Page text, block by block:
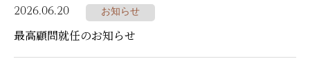
2026.06.20
お知らせ
最高顧問就任のお知らせ